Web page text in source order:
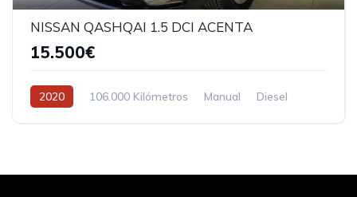
NISSAN QASHQAI 1.5 DCI ACENTA
15.500€
2020 106.000 Kilómetros Manual Diesel